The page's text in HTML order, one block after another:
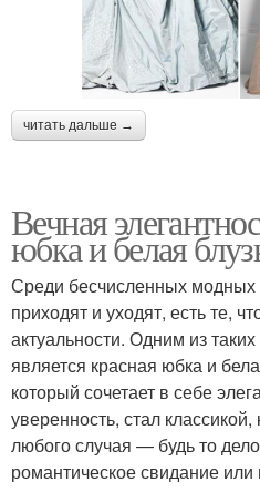
читать дальше →
Вечная
юбка и белая
Среди бесчисленных модных
приходят и уходят, есть те,
актуальности. Одним из
является красная юбка и
который сочетает в себе
уверенность, стал
любого случая — будь то
романтическое свидание или